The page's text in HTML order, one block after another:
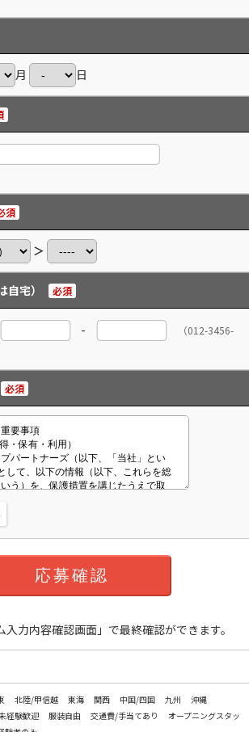
月 日
須
＞
自宅） 必須
-
（012-3456-
必須
力内容確認画面」で最終確認ができます。
北陸/甲信越 東海 関西 中国/四国 九州
沖縄
経験歓迎 服装自由 交通費/手当てあり
オープニングスタッ